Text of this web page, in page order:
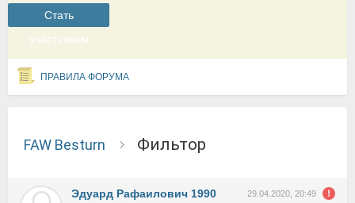
Cтать
участником
ПРАВИЛА ФОРУМА
FAW Besturn Фильтор
Эдуард Рафаилович 1990 29.04.2020, 20:49